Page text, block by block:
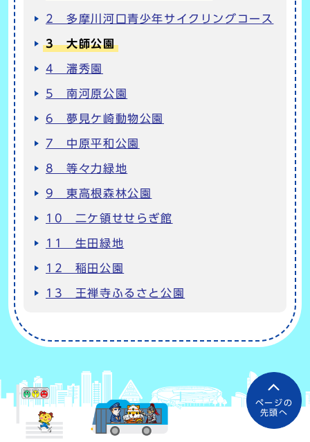
2 多摩川河口青少年サイクリングコース
3 大師公園
4 瀋秀園
5 南河原公園
6 夢見ケ崎動物公園
7 中原平和公園
8 等々力緑地
9 東高根森林公園
10 二ケ領せせらぎ館
11 生田緑地
12 稲田公園
13 王禅寺ふるさと公園
ページの
先頭へ